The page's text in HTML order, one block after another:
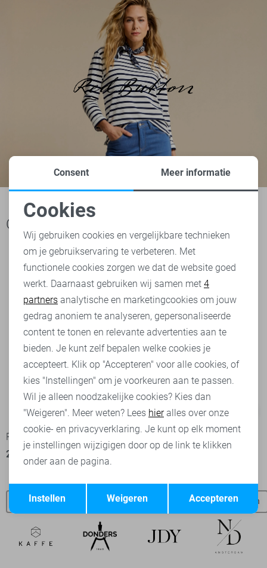
Ook het bekijken waard
-50%
Red Button T-shirt
25,00
Red Button T-shirt
25,00
Red Button t-shirts Red Button jeans Red Button broeken
Noodzakelijke cookies
Personalisatie cookies
Analytische cookies
Marketing cookies
Terug Opslaan
Consent Meer informatie
Cookies
Wij gebruiken cookies en vergelijkbare technieken
om je gebruikservaring te verbeteren. Met
functionele cookies zorgen we dat de website goed
werkt. Daarnaast gebruiken wij samen met 4
partners analytische en marketingcookies om jouw
gedrag anoniem te analyseren, gepersonaliseerde
content te tonen en relevante advertenties aan te
bieden. Je kunt zelf bepalen welke cookies je
accepteert. Klik op "Accepteren" voor alle cookies, of
kies "Instellingen" om je voorkeuren aan te passen.
Wil je alleen noodzakelijke cookies? Kies dan
"Weigeren". Meer weten? Lees hieralles over onze
cookie- en privacyverklaring. Je kunt op elk moment
je instellingen wijzigigen door op de link te klikken
onder aan de pagina.
Accepteren
Weigeren
Instellen